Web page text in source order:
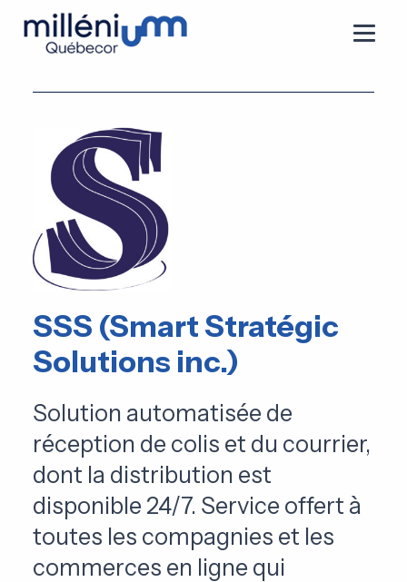
SSS (Smart Stratégic
Solutions inc.)
Solution automatisée de
réception de colis et du courrier,
dont la distribution est
disponible 24/7. Service offert à
toutes les compagnies et les
commerces en ligne qui